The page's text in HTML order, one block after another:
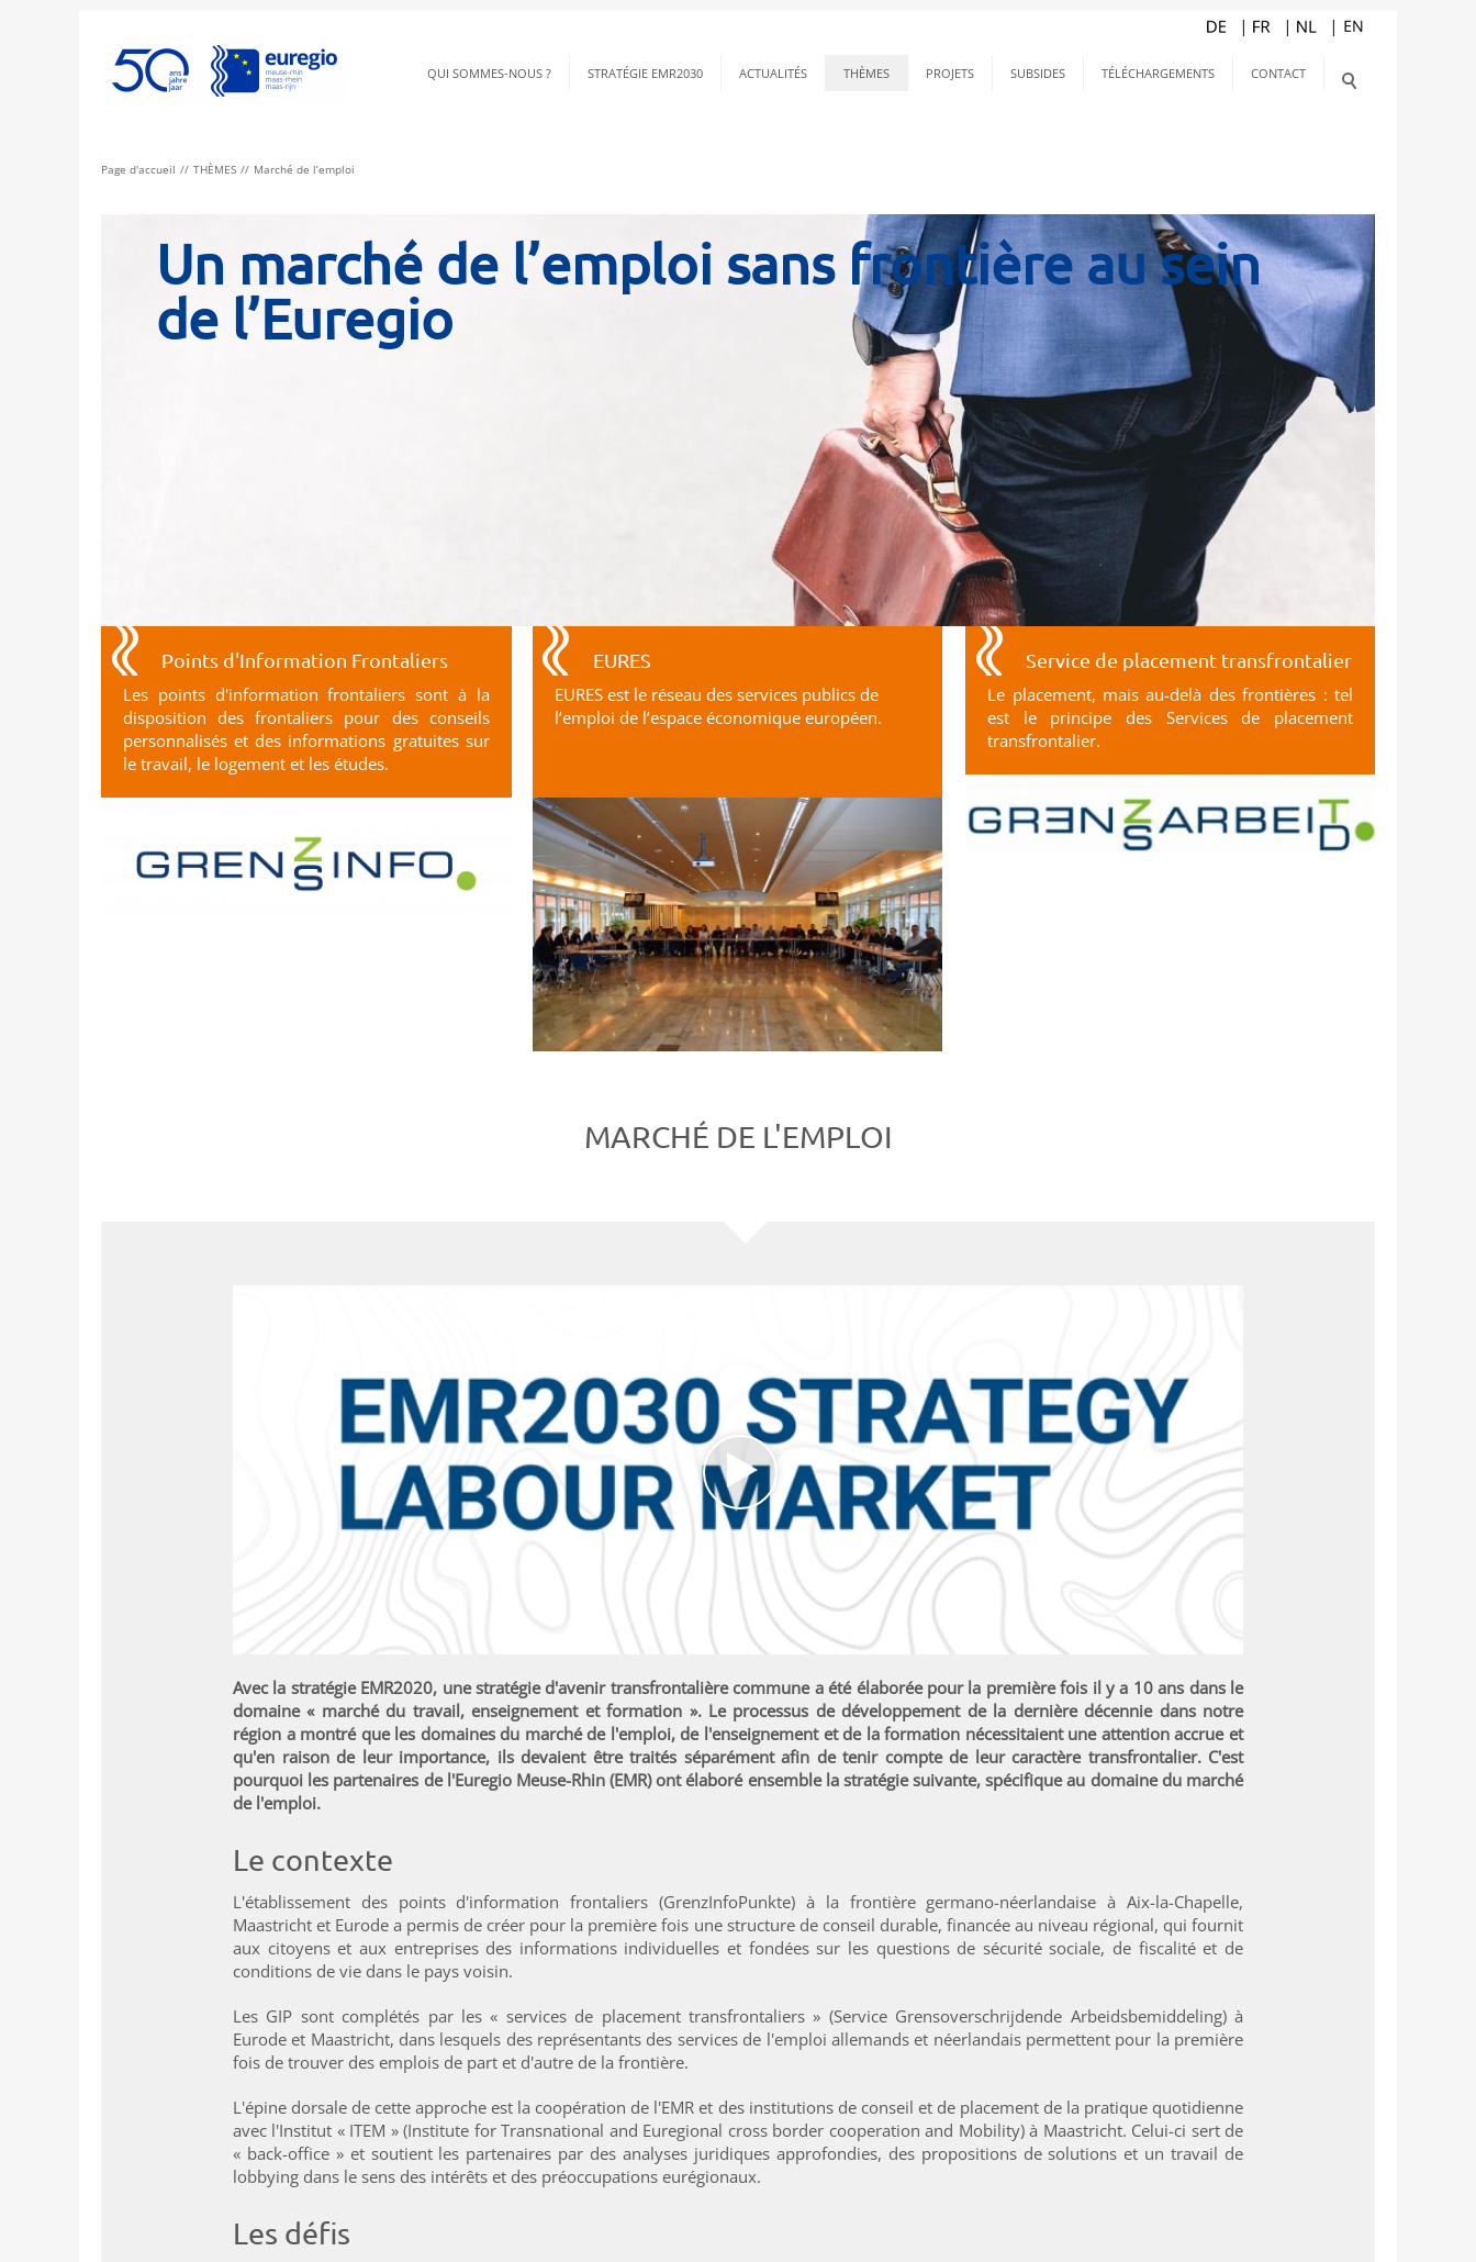
QUI SOMMES-NOUS ? STRATÉGIE EMR2030 ACTUALITÉS THÈMES PROJETS SUBSIDES TÉLÉCHARGEMENTS CONTACT
Page d'accueil THÈMES Marché de l’emploi
Un marché de l’emploi sans frontière au sein
de l’Euregio
Points d'Information Frontaliers
Les points d'information frontaliers sont à la
disposition des frontaliers pour des conseils
personnalisés et des informations gratuites sur
le travail, le logement et les études.
EURES
EURES est le réseau des services publics de
l’emploi de l’espace économique européen.
Service de placement transfrontalier
Le placement, mais au-delà des frontières : tel
est le principe des Services de placement
transfrontalier.
MARCHÉ DE L'EMPLOI
Avec la stratégie EMR2020, une stratégie d'avenir transfrontalière commune a été élaborée pour la première fois il y a 10 ans dans le
domaine « marché du travail, enseignement et formation ». Le processus de développement de la dernière décennie dans notre
région a montré que les domaines du marché de l'emploi, de l'enseignement et de la formation nécessitaient une attention accrue et
qu'en raison de leur importance, ils devaient être traités séparément afin de tenir compte de leur caractère transfrontalier. C'est
pourquoi les partenaires de l'Euregio Meuse-Rhin (EMR) ont élaboré ensemble la stratégie suivante, spécifique au domaine du marché
de l'emploi.
Le contexte
L'établissement des points d'information frontaliers (GrenzInfoPunkte) à la frontière germano-néerlandaise à Aix-la-Chapelle,
Maastricht et Eurode a permis de créer pour la première fois une structure de conseil durable, financée au niveau régional, qui fournit
aux citoyens et aux entreprises des informations individuelles et fondées sur les questions de sécurité sociale, de fiscalité et de
conditions de vie dans le pays voisin.
Les GIP sont complétés par les « services de placement transfrontaliers » (Service Grensoverschrijdende Arbeidsbemiddeling) à
Eurode et Maastricht, dans lesquels des représentants des services de l'emploi allemands et néerlandais permettent pour la première
fois de trouver des emplois de part et d'autre de la frontière.
L'épine dorsale de cette approche est la coopération de l'EMR et des institutions de conseil et de placement de la pratique quotidienne
avec l'Institut « ITEM »(Institute for Transnational and Euregional cross border cooperation and Mobility) à Maastricht. Celui-ci sert de
« back-office » et soutient les partenaires par des analyses juridiques approfondies, des propositions de solutions et un travail de
lobbying dans le sens des intérêts et des préoccupations eurégionaux.
Les défis